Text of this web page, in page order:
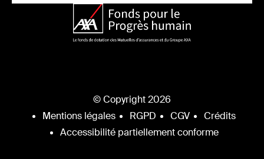
© Copyright 2026
Mentions légales
RGPD CGV
Crédits
Accessibilité partiellement conforme